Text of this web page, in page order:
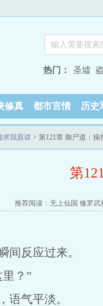
热门： 圣墟
修真 都市言情 历史
求我原谅 > 第121章 御尸道：操
第
推荐阅读： 无上仙国 修罗武
间反应过来。
？”
语气平淡。